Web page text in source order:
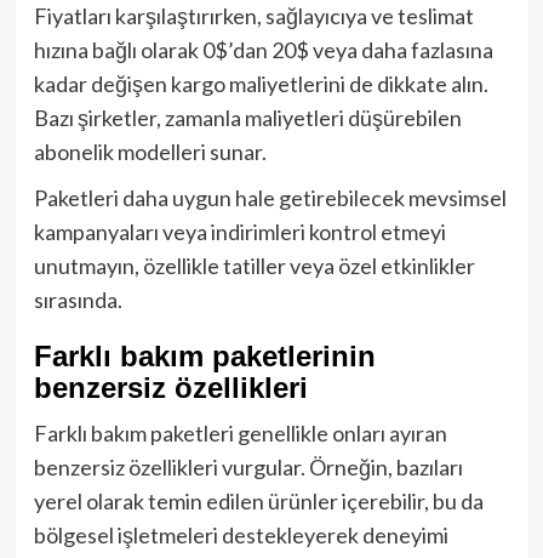
Fiyatları karşılaştırırken, sağlayıcıya ve teslimat
hızına bağlı olarak 0$’dan 20$ veya daha fazlasına
kadar değişen kargo maliyetlerini de dikkate alın.
Bazı şirketler, zamanla maliyetleri düşürebilen
abonelik modelleri sunar.
Paketleri daha uygun hale getirebilecek mevsimsel
kampanyaları veya indirimleri kontrol etmeyi
unutmayın, özellikle tatiller veya özel etkinlikler
sırasında.
Farklı bakım paketlerinin
benzersiz özellikleri
Farklı bakım paketleri genellikle onları ayıran
benzersiz özellikleri vurgular. Örneğin, bazıları
yerel olarak temin edilen ürünler içerebilir, bu da
bölgesel işletmeleri destekleyerek deneyimi